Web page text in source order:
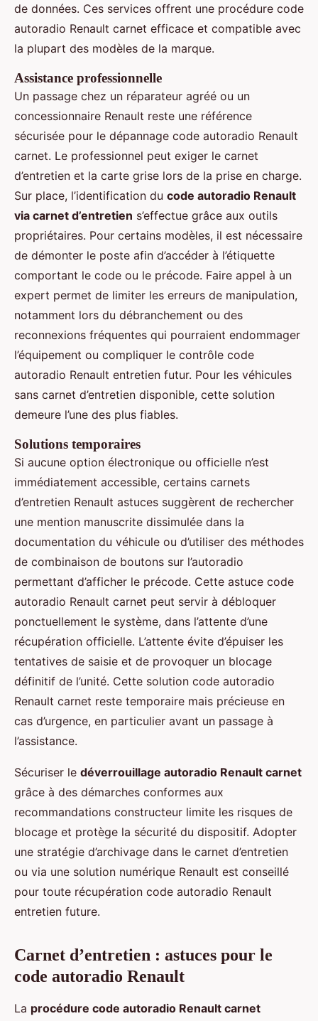
de données. Ces services offrent une procédure code
autoradio Renault carnet efficace et compatible avec
la plupart des modèles de la marque.
Assistance professionnelle
Un passage chez un réparateur agréé ou un
concessionnaire Renault reste une référence
sécurisée pour le dépannage code autoradio Renault
carnet. Le professionnel peut exiger le carnet
d’entretien et la carte grise lors de la prise en charge.
Sur place, l’identification du code autoradio Renault
via carnet d’entretien s’effectue grâce aux outils
propriétaires. Pour certains modèles, il est nécessaire
de démonter le poste afin d’accéder à l’étiquette
comportant le code ou le précode. Faire appel à un
expert permet de limiter les erreurs de manipulation,
notamment lors du débranchement ou des
reconnexions fréquentes qui pourraient endommager
l’équipement ou compliquer le contrôle code
autoradio Renault entretien futur. Pour les véhicules
sans carnet d’entretien disponible, cette solution
demeure l’une des plus fiables.
Solutions temporaires
Si aucune option électronique ou officielle n’est
immédiatement accessible, certains carnets
d’entretien Renault astuces suggèrent de rechercher
une mention manuscrite dissimulée dans la
documentation du véhicule ou d’utiliser des méthodes
de combinaison de boutons sur l’autoradio
permettant d’afficher le précode. Cette astuce code
autoradio Renault carnet peut servir à débloquer
ponctuellement le système, dans l’attente d’une
récupération officielle. L’attente évite d’épuiser les
tentatives de saisie et de provoquer un blocage
définitif de l’unité. Cette solution code autoradio
Renault carnet reste temporaire mais précieuse en
cas d’urgence, en particulier avant un passage à
l’assistance.
Sécuriser le déverrouillage autoradio Renault carnet
grâce à des démarches conformes aux
recommandations constructeur limite les risques de
blocage et protège la sécurité du dispositif. Adopter
une stratégie d’archivage dans le carnet d’entretien
ou via une solution numérique Renault est conseillé
pour toute récupération code autoradio Renault
entretien future.
Carnet d’entretien : astuces pour le
code autoradio Renault
La procédure code autoradio Renault carnet